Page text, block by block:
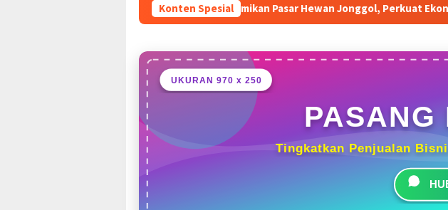
Konten Spesial
Susmanto Resmikan Pasar Hewan Jonggol, Perkuat Ekonomi Peternakan dan Dukung
UKURAN 970 x 250
PASANG
Tingkatkan Penjualan